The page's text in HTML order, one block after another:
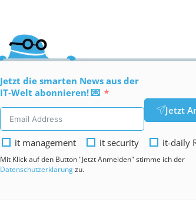
Jetzt die smarten News aus der
IT-Welt abonnieren! 💌
Jetzt
it management it security it-daily
Mit Klick auf den Button "Jetzt Anmelden" stimme ich der
Datenschutzerklärungzu.